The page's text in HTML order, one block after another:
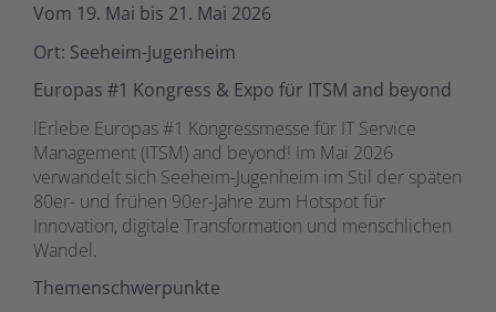
Vom 19. Mai bis 21. Mai 2026
Ort: Seeheim-Jugenheim
Europas #1 Kongress & Expo für ITSM and beyond
lErlebe Europas #1 Kongressmesse für IT Service
Management (ITSM) and beyond! Im Mai 2026
verwandelt sich Seeheim-Jugenheim im Stil der späten
80er- und frühen 90er-Jahre zum Hotspot für
Innovation, digitale Transformation und menschlichen
Wandel.
Themenschwerpunkte